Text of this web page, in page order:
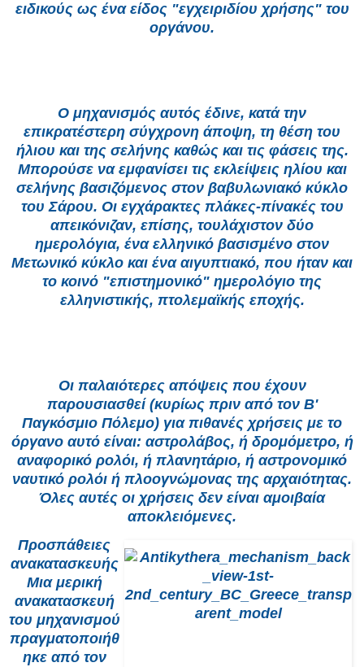
ειδικούς ως ένα είδος "εγχειριδίου χρήσης" του
οργάνου.
Ο μηχανισμός αυτός έδινε, κατά την
επικρατέστερη σύγχρονη άποψη, τη θέση του
ήλιου και της σελήνης καθώς και τις φάσεις της.
Μπορούσε να εμφανίσει τις εκλείψεις ηλίου και
σελήνης βασιζόμενος στον βαβυλωνιακό κύκλο
του Σάρου. Οι εγχάρακτες πλάκες-πίνακές του
απεικόνιζαν, επίσης, τουλάχιστον δύο
ημερολόγια, ένα ελληνικό βασισμένο στον
Μετωνικό κύκλο και ένα αιγυπτιακό, που ήταν και
το κοινό "επιστημονικό" ημερολόγιο της
ελληνιστικής, πτολεμαϊκής εποχής.
Οι παλαιότερες απόψεις που έχουν
παρουσιασθεί (κυρίως πριν από τον Β'
Παγκόσμιο Πόλεμο) για πιθανές χρήσεις με το
όργανο αυτό είναι: αστρολάβος, ή δρομόμετρο, ή
αναφορικό ρολόι, ή πλανητάριο, ή αστρονομικό
ναυτικό ρολόι ή πλοογνώμονας της αρχαιότητας.
Όλες αυτές οι χρήσεις δεν είναι αμοιβαία
αποκλειόμενες.
Προσπάθειες
ανακατασκευής
Μια μερική
ανακατασκευή
του μηχανισμού
πραγματοποιήθ
ηκε από τον